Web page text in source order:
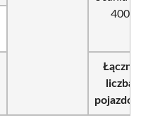
400
Łączna
liczba